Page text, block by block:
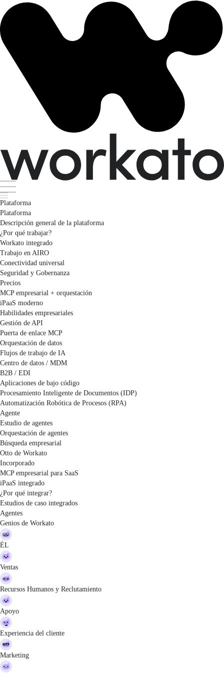
Plataforma
Plataforma
Descripción general de la plataforma
¿Por qué trabajar?
Workato integrado
Trabajo en AIRO
Conectividad universal
Seguridad y Gobernanza
Precios
MCP empresarial + orquestación
iPaaS moderno
Habilidades empresariales
Gestión de API
Puerta de enlace MCP
Orquestación de datos
Flujos de trabajo de IA
Centro de datos / MDM
B2B / EDI
Aplicaciones de bajo código
Procesamiento Inteligente de Documentos (IDP)
Automatización Robótica de Procesos (RPA)
Agente
Estudio de agentes
Orquestación de agentes
Búsqueda empresarial
Otto de Workato
Incorporado
MCP empresarial para SaaS
iPaaS integrado
¿Por qué integrar?
Estudios de caso integrados
Agentes
Genios de Workato
ÉL
Ventas
Recursos Humanos y Reclutamiento
Apoyo
Experiencia del cliente
Marketing